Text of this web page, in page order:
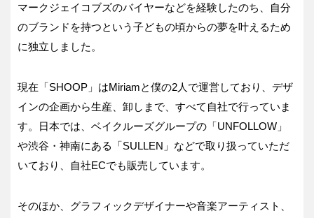
マークジェイコブズのバイヤーなどを経験したのち、自分
のブランドを持つという子どもの頃からの夢を叶えるため
に独立しました。
現在「SHOOP」はMiriamと僕の2人で運営しており、デザ
インの企画から生産、卸しまで、すべて自社で行っていま
す。日本では、ベイクルーズグループの「UNFOLLOW」
や渋谷・神南にある「SULLEN」などで取り扱っていただ
いており、自社ECでも販売しています。
そのほか、グラフィックデザイナーや音楽アーティスト、